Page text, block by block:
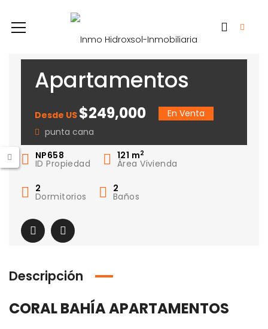
Apartamentos
Coral Bahia
Desde US $249,000
En Venta
punta cana
NP658
ID Propiedad
121 m2
Área Vivienda
2
Dormitorios
2
Baños
Descripción
CORAL BAHÍA APARTAMENTOS